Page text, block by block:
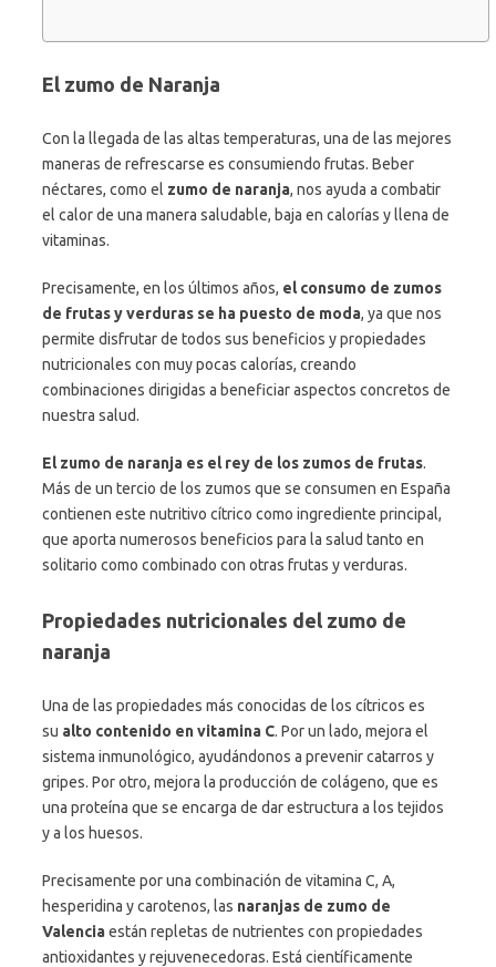
El zumo de Naranja
Con la llegada de las altas temperaturas, una de las mejores
maneras de refrescarse es consumiendo frutas. Beber
néctares, como el zumo de naranja, nos ayuda a combatir
el calor de una manera saludable, baja en calorías y llena de
vitaminas.
Precisamente, en los últimos años, el consumo de zumos
de frutas y verduras se ha puesto de moda, ya que nos
permite disfrutar de todos sus beneficios y propiedades
nutricionales con muy pocas calorías, creando
combinaciones dirigidas a beneficiar aspectos concretos de
nuestra salud.
El zumo de naranja es el rey de los zumos de frutas.
Más de un tercio de los zumos que se consumen en España
contienen este nutritivo cítrico como ingrediente principal,
que aporta numerosos beneficios para la salud tanto en
solitario como combinado con otras frutas y verduras.
Propiedades nutricionales del zumo de
naranja
Una de las propiedades más conocidas de los cítricos es
su alto contenido en vitamina C. Por un lado, mejora el
sistema inmunológico, ayudándonos a prevenir catarros y
gripes. Por otro, mejora la producción de colágeno, que es
una proteína que se encarga de dar estructura a los tejidos
y a los huesos.
Precisamente por una combinación de vitamina C, A,
hesperidina y carotenos, las naranjas de zumo de
Valenciaestán repletas de nutrientes con propiedades
antioxidantes y rejuvenecedoras. Está científicamente